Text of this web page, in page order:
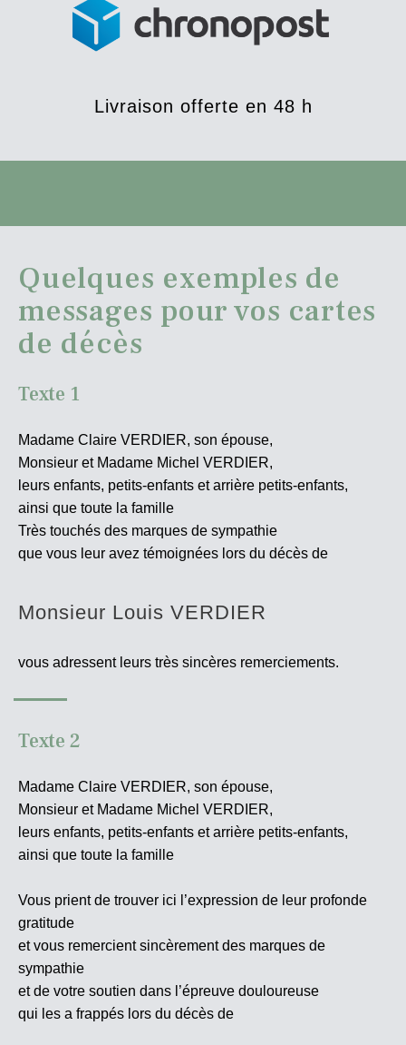
Livraison offerte en 48 h
Quelques exemples de
messages pour vos cartes
de décès
Texte 1
Madame Claire VERDIER, son épouse,
Monsieur et Madame Michel VERDIER,
leurs enfants, petits-enfants et arrière petits-enfants,
ainsi que toute la famille
Très touchés des marques de sympathie
que vous leur avez témoignées lors du décès de
Monsieur Louis VERDIER
vous adressent leurs très sincères remerciements.
Texte 2
Madame Claire VERDIER, son épouse,
Monsieur et Madame Michel VERDIER,
leurs enfants, petits-enfants et arrière petits-enfants,
ainsi que toute la famille
Vous prient de trouver ici l’expression de leur profonde
gratitude
et vous remercient sincèrement des marques de
sympathie
et de votre soutien dans l’épreuve douloureuse
qui les a frappés lors du décès de